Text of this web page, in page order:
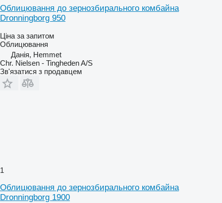
Облицювання до зернозбирального комбайна
Dronningborg 950
Ціна за запитом
Облицювання
Данія, Hemmet
Chr. Nielsen - Tingheden A/S
Зв'язатися з продавцем
1
Облицювання до зернозбирального комбайна
Dronningborg 1900